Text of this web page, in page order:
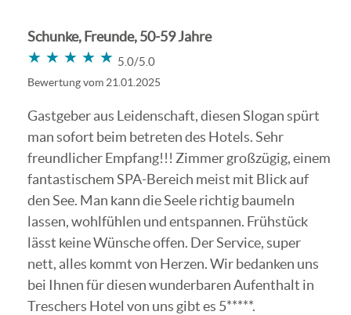
Schunke, Freunde, 50-59 Jahre
★★★★★
★★★★★ 5.0/5.0
Bewertung vom 21.01.2025
Gastgeber aus Leidenschaft, diesen Slogan spürt
man sofort beim betreten des Hotels. Sehr
freundlicher Empfang!!! Zimmer großzügig, einem
fantastischem SPA-Bereich meist mit Blick auf
den See. Man kann die Seele richtig baumeln
lassen, wohlfühlen und entspannen. Frühstück
lässt keine Wünsche offen. Der Service, super
nett, alles kommt von Herzen. Wir bedanken uns
bei Ihnen für diesen wunderbaren Aufenthalt in
Treschers Hotel von uns gibt es 5*****.